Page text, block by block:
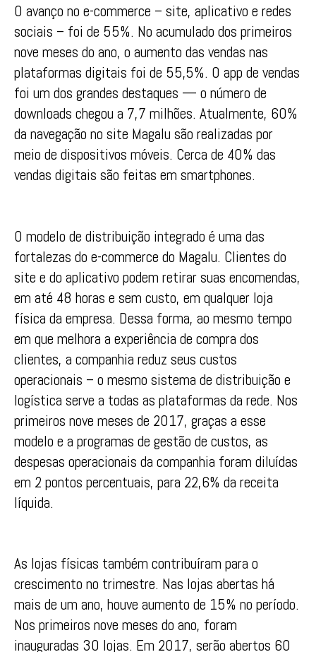
O avanço no e-commerce – site, aplicativo e redes
sociais – foi de 55%. No acumulado dos primeiros
nove meses do ano, o aumento das vendas nas
plataformas digitais foi de 55,5%. O app de vendas
foi um dos grandes destaques — o número de
downloads chegou a 7,7 milhões. Atualmente, 60%
da navegação no site Magalu são realizadas por
meio de dispositivos móveis. Cerca de 40% das
vendas digitais são feitas em smartphones.
O modelo de distribuição integrado é uma das
fortalezas do e-commerce do Magalu. Clientes do
site e do aplicativo podem retirar suas encomendas,
em até 48 horas e sem custo, em qualquer loja
física da empresa. Dessa forma, ao mesmo tempo
em que melhora a experiência de compra dos
clientes, a companhia reduz seus custos
operacionais – o mesmo sistema de distribuição e
logística serve a todas as plataformas da rede. Nos
primeiros nove meses de 2017, graças a esse
modelo e a programas de gestão de custos, as
despesas operacionais da companhia foram diluídas
em 2 pontos percentuais, para 22,6% da receita
líquida.
As lojas físicas também contribuíram para o
crescimento no trimestre. Nas lojas abertas há
mais de um ano, houve aumento de 15% no período.
Nos primeiros nove meses do ano, foram
inauguradas 30 lojas. Em 2017, serão abertos 60